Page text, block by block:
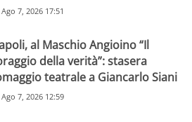
Ago 7, 2026 17:51
al Maschio Angioino “Il
della verità”: stasera
teatrale a Giancarlo Siani
Ago 7, 2026 12:59